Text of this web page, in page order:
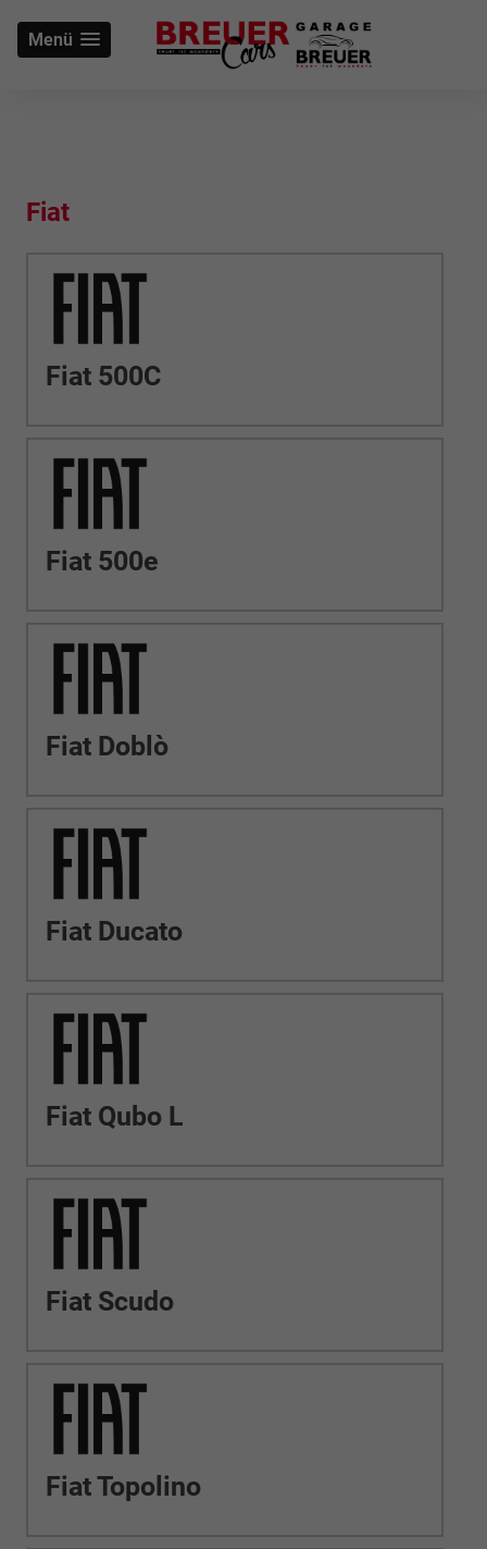
Menü
Fiat
Fiat 500C
Fiat 500e
Fiat Doblò
Fiat Ducato
Fiat Qubo L
Fiat Scudo
Fiat Topolino